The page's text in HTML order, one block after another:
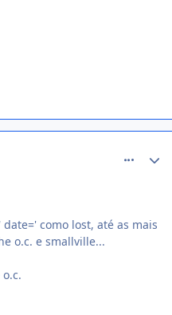
como lost, até as mais
o.c. e smallville...